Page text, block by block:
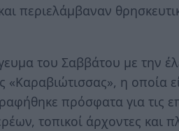
περιελάμβαναν
του Σαββάτου με την
η οποία
πρόσφατα για τις
τοπικοί άρχοντες και